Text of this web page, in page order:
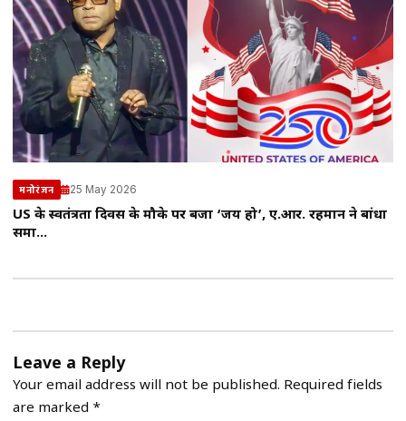
मनोरंजन 25 May 2026
US के स्वतंत्रता दिवस के मौके पर बजा ‘जय हो’, ए.आर. रहमान ने बांधा
समा…
Leave a Reply
Your email address will not be published. Required fields
are marked *